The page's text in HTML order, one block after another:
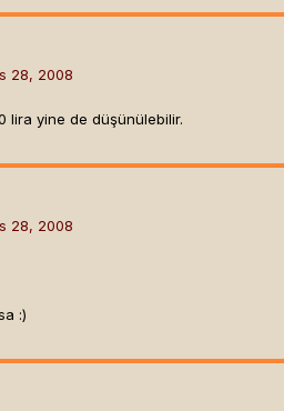
28, 2008
lira yine de düşünülebilir.
28, 2008
:)